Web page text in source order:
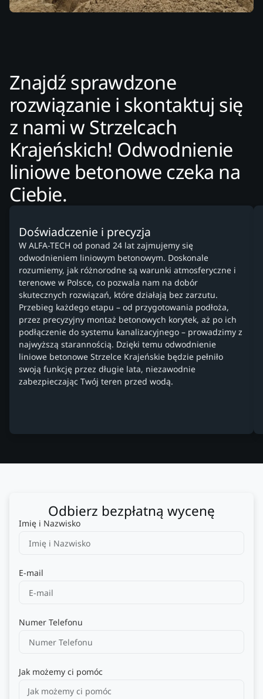
Znajdź sprawdzone
rozwiązanie i skontaktuj się
z nami w Strzelcach
Krajeńskich! Odwodnienie
liniowe betonowe czeka na
Ciebie.
Doświadczenie i precyzja
W ALFA-TECH od ponad 24 lat zajmujemy się
odwodnieniem liniowym betonowym. Doskonale
rozumiemy, jak różnorodne są warunki atmosferyczne i
terenowe w Polsce, co pozwala nam na dobór
skutecznych rozwiązań, które działają bez zarzutu.
Przebieg każdego etapu – od przygotowania podłoża,
przez precyzyjny montaż betonowych korytek, aż po ich
podłączenie do systemu kanalizacyjnego – prowadzimy z
najwyższą starannością. Dzięki temu odwodnienie
liniowe betonowe Strzelce Krajeńskie będzie pełniło
swoją funkcję przez długie lata, niezawodnie
zabezpieczając Twój teren przed wodą.
Odbierz bezpłatną wycenę
Imię i Nazwisko
E-mail
Numer Telefonu
Jak możemy ci pomóc